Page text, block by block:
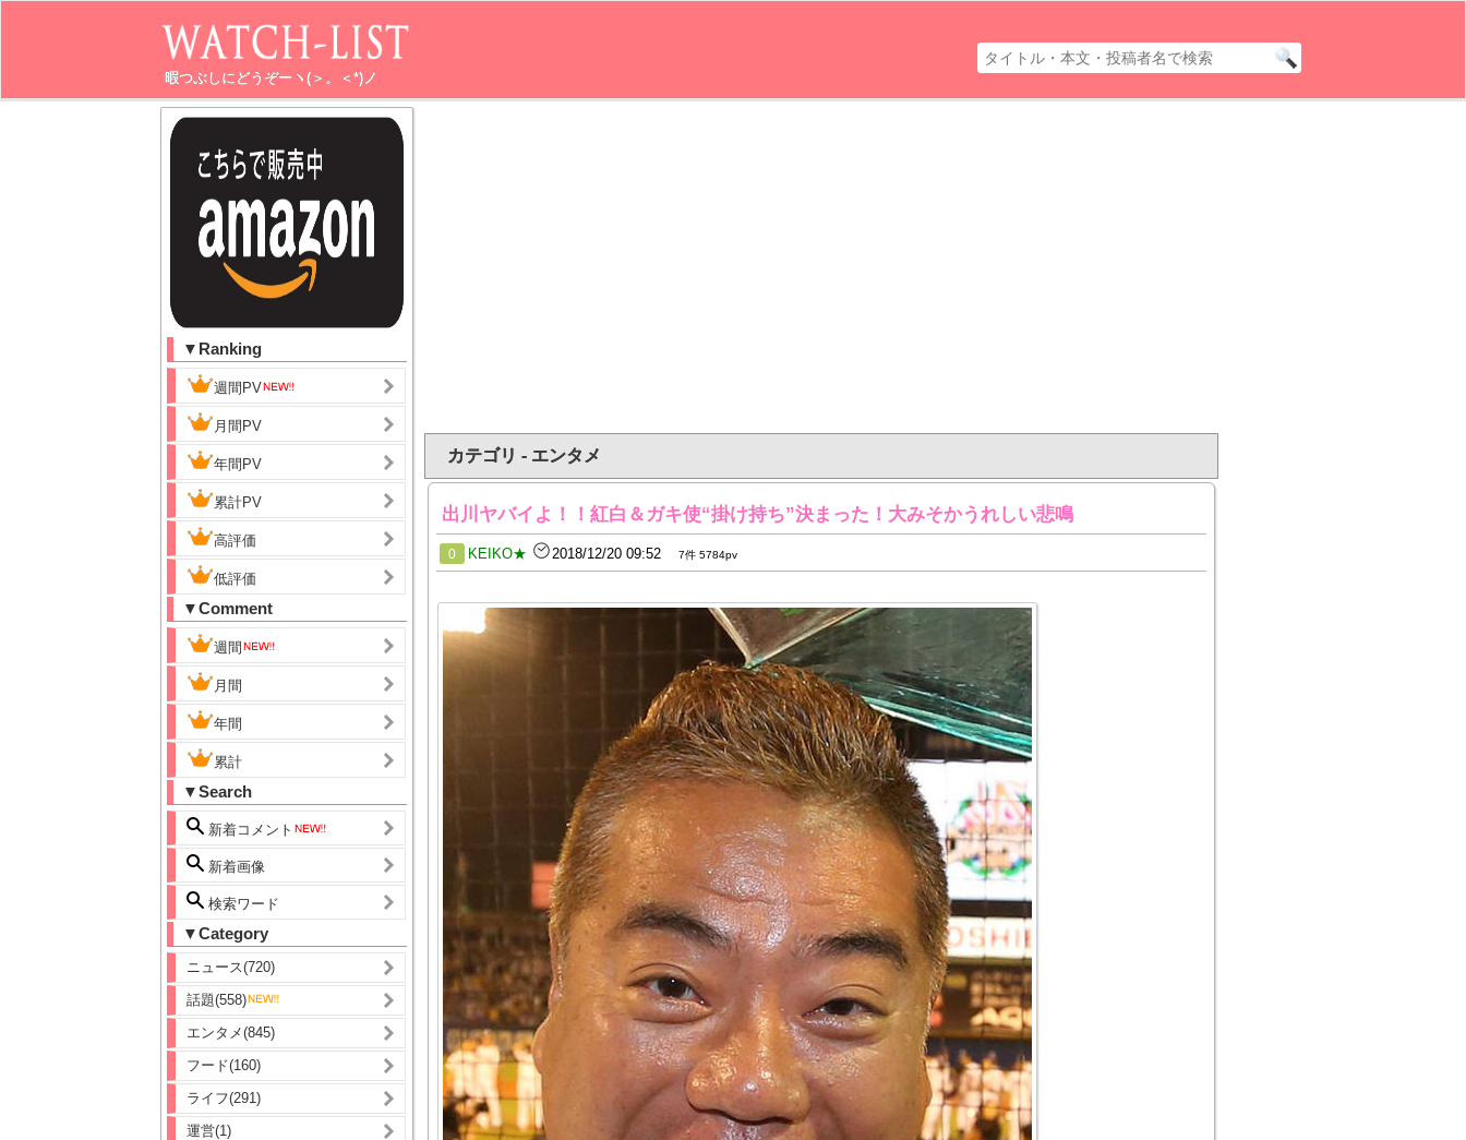
暇つぶしにどうぞーヽ(＞。＜*)ノ
▼Ranking
週間PV
月間PV
年間PV
累計PV
高評価
低評価
▼Comment
週間
月間
年間
累計
▼Search
新着コメント
新着画像
検索ワード
▼Category
ニュース(720)
話題(558)
エンタメ(845)
フード(160)
ライフ(291)
運営(1)
カテゴリ - エンタメ
出川ヤバイよ！！紅白＆ガキ使“掛け持ち”決まった！大みそかうれしい悲鳴
0 KEIKO★ 2018/12/20 09:52 7件 5784pv